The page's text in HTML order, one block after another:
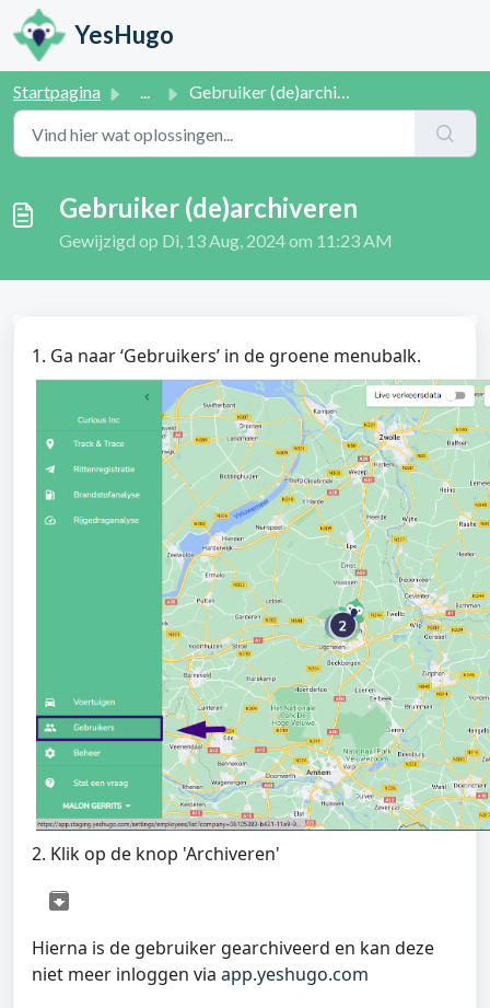
Doorgaan naar hoofdinhoud
YesHugo
Startpagina ... Gebruiker (de)archiveren
Gebruiker (de)archiveren
Gewijzigd op Di, 13 Aug, 2024 om 11:23 AM
1. Ga naar ‘Gebruikers’ in de groene menubalk.
2. Klik op de knop 'Archiveren'
Hierna is de gebruiker gearchiveerd en kan deze
niet meer inloggen via app.yeshugo.com